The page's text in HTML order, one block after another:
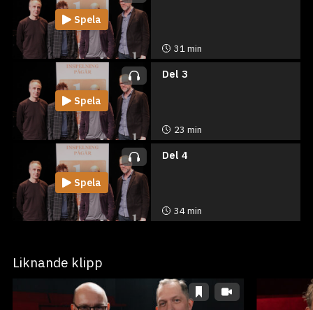
Spela
31 min
Spela
Del 3
23 min
Spela
Del 4
34 min
Liknande klipp